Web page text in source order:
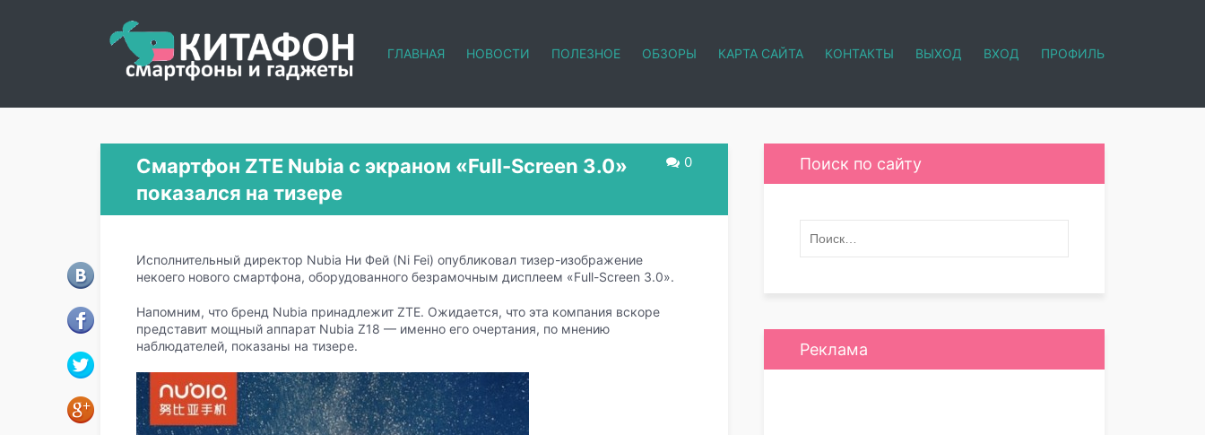
ГЛАВНАЯ НОВОСТИ ПОЛЕЗНОЕ ОБЗОРЫ КАРТА САЙТА КОНТАКТЫ ВЫХОД ВХОД ПРОФИЛЬ
0
Смартфон ZTE Nubia с экраном «Full-Screen 3.0»
показался на тизере
Исполнительный директор Nubia Ни Фей (Ni Fei) опубликовал тизер-изображение
некоего нового смартфона, оборудованного безрамочным дисплеем «Full-Screen 3.0».
Напомним, что бренд Nubia принадлежит ZTE. Ожидается, что эта компания вскоре
представит мощный аппарат Nubia Z18 — именно его очертания, по мнению
наблюдателей, показаны на тизере.
Поиск по сайту
Реклама